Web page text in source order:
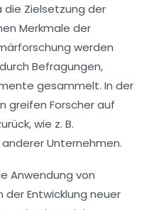
die Zielsetzung der
Merkmale der
werden
Befragungen,
gesammelt. In der
greifen Forscher auf
wie z. B.
Unternehmen.
Anwendung von
derEntwicklung neuer